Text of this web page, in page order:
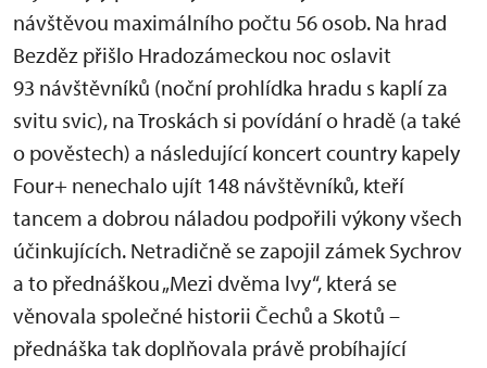
návštěvou maximálního počtu 56 osob. Na hrad
Bezděz přišlo Hradozámeckou noc oslavit
93 návštěvníků (noční prohlídka hradu s kaplí za
svitu svic), na Troskách si povídání o hradě (a také
o pověstech) a následující koncert country kapely
Four+ nenechalo ujít 148 návštěvníků, kteří
tancem a dobrou náladou podpořili výkony všech
účinkujících. Netradičně se zapojil zámek Sychrov
a to přednáškou „Mezi dvěma lvy“, která se
věnovala společné historii Čechů a Skotů –
přednáška tak doplňovala právě probíhající